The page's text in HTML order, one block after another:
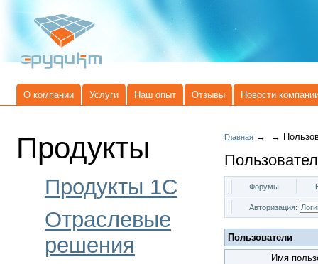
О компании Услуги Наш опыт Отзывы Новости
Продукты
Продукты 1C
Отраслевые
решения
Главная → →
Форумы
Авторизация:
Пользователи
Имя